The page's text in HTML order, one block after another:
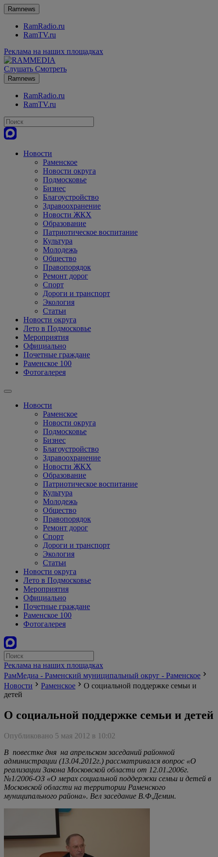
Ramnews
RamRadio.ru
RamTV.ru
Реклама на наших площадках
Слушать Смотреть
Ramnews
RamRadio.ru
RamTV.ru
Новости
Раменское
Новости округа
Подмосковье
Бизнес
Благоустройство
Здравоохранение
Новости ЖКХ
Образование
Патриотическое воспитание
Культура
Молодежь
Общество
Правопорядок
Ремонт дорог
Спорт
Дороги и транспорт
Экология
Статьи
Новости округа
Лето в Подмосковье
Мероприятия
Официально
Почетные граждане
Раменское 100
Фотогалерея
Новости
Раменское
Новости округа
Подмосковье
Бизнес
Благоустройство
Здравоохранение
Новости ЖКХ
Образование
Патриотическое воспитание
Культура
Молодежь
Общество
Правопорядок
Ремонт дорог
Спорт
Дороги и транспорт
Экология
Статьи
Новости округа
Лето в Подмосковье
Мероприятия
Официально
Почетные граждане
Раменское 100
Фотогалерея
Реклама на наших площадках
РамМедиа - Раменский муниципальный округ - Раменское
Новости
Раменское
О социальной поддержке семьи и
детей
О социальной поддержке семьи и детей
Опубликовано 5 мая 2012 в 10:02
В повестке дня на апрельском заседаний районной
администрации (13.04.2012г.) рассматривался вопрос «О
реализации Закона Московской области от 12.01.2006г.
№1/2006-ОЗ «О мерах социальной поддержки семьи и детей в
Московской области на территории Раменского
муниципального района». Вел заседание В.Ф.Демин.